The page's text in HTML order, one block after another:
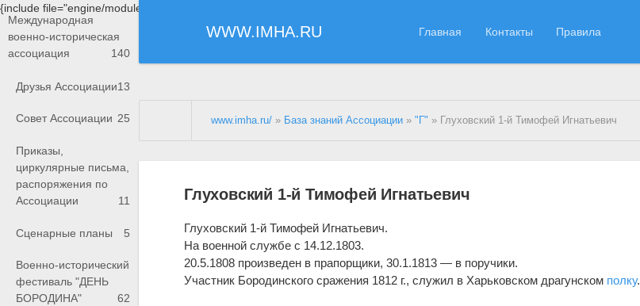
{include file="engine/modules/saperu/head.php"}
WWW.IMHA.RU Главная Контакты Правила
Международная
военно-историческая
ассоциация
140
Друзья Ассоциации13
Совет Ассоциации 25
Приказы,
циркулярные письма,
распоряжения по
Ассоциации
11
Сценарные планы 5
Военно-исторический
фестиваль "ДЕНЬ
БОРОДИНА"
62
www.imha.ru/ » База знаний Ассоциации »"Г" » Глуховский 1-й Тимофей Игнатьевич
Глуховский 1-й Тимофей Игнатьевич
Глуховский 1-й Тимофей Игнатьевич.
На военной службе с 14.12.1803.
20.5.1808 произведен в прапорщики, 30.1.1813 — в поручики.
Участник Бородинского сражения 1812 г., служил в Харьковском драгунском полку.